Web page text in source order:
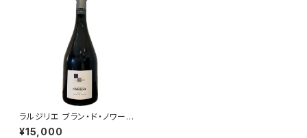
ラルジリエ ブラン・ド・ノワール
750ml コエッソン
¥15,000